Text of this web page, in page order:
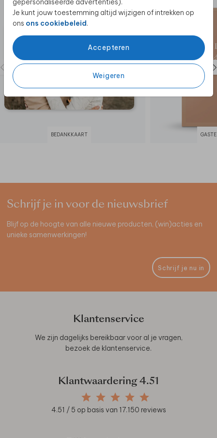
Je kunt jouw toestemming altijd wijzigen of intrekken op
ons ons cookiebeleid.
Accepteren
Weigeren
BEDANKKAART
Schrijf je in voor de nieuwsbrief
Blijf op de hoogte van alle nieuwe producten, (win)acties en
unieke samenwerkingen!
Schrijf je nu in
Klantenservice
We zijn dagelijks bereikbaar voor al je vragen,
bezoek de klantenservice.
Klantwaardering 4.51
4.51 / 5 op basis van 17.150 reviews